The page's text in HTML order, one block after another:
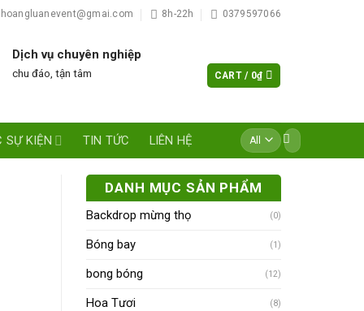
hoangluanevent@gmai.com 8h-22h 0379597066
Dịch vụ chuyên nghiệp
chu đáo, tận tâm CART / 0₫
SỰ KIỆN TIN TỨC LIÊN HỆ
Search
for:
DANH MỤC SẢN PHẨM
Backdrop mừng thọ (0)
Bóng bay (1)
bong bóng (12)
Hoa Tươi (8)